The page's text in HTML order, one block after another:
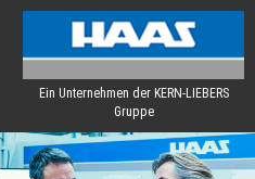
Ein Unternehmen der KERN-LIEBERS
Gruppe